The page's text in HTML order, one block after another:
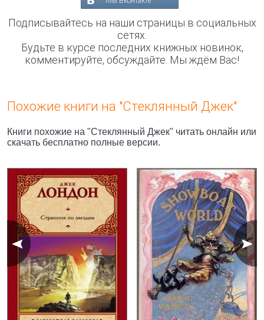
Подписывайтесь на наши страницы в социальных
сетях.
Будьте в курсе последних книжных новинок,
комментируйте, обсуждайте. Мы ждём Вас!
Похожие книги на "Стеклянный Джек"
Книги похожие на "Стеклянный Джек" читать онлайн или
скачать бесплатно полные версии.